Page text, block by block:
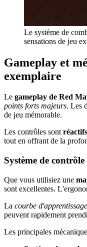
Le système de
sensations de jeu
Gameplay et
exemplaire
Le gameplay de Red
points forts majeurs. Les
de jeu mémorable.
Les contrôles sont
tout en offrant de la
Système de contrôle
Que vous utilisiez une
sont excellentes.
La courbe d'apprentissage
peuvent rapidement
Les principales